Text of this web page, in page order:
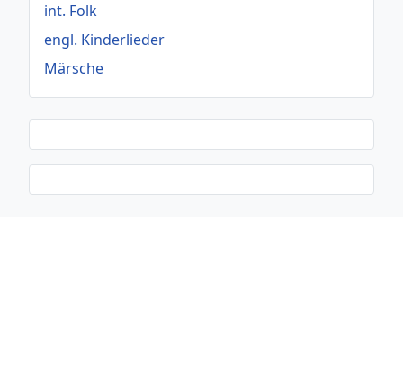
int. Folk
engl. Kinderlieder
Märsche